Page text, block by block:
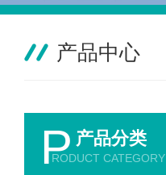
产品中心
P 产品分类
RODUCT CATEGORY